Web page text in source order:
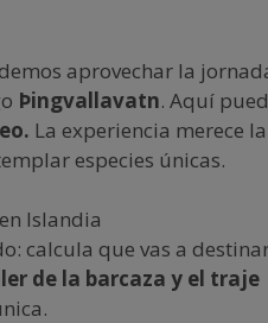
aprovechar la
Þingvallavatn. Aquí
La experiencia merece la
especies únicas.
calcula que vas a
de la barcaza y el traje